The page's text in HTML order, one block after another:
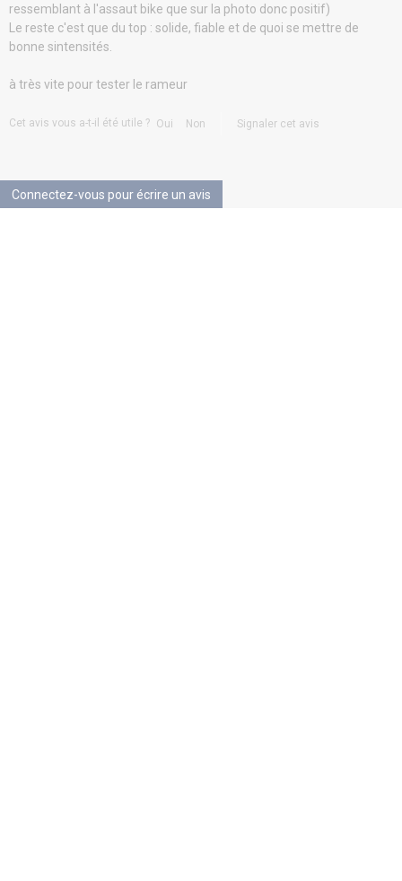
ressemblant à l'assaut bike que sur la photo donc positif)
Le reste c'est que du top : solide, fiable et de quoi se mettre de
bonne sintensités.
à très vite pour tester le rameur
Cet avis vous a-t-il été utile ? Oui Non Signaler cet avis
Connectez-vous pour écrire un avis